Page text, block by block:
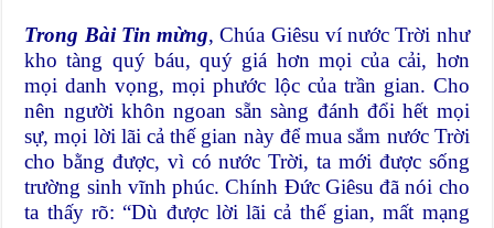
Trong Bài Tin mừng, Chúa Giêsu ví nước Trời như
kho tàng quý báu, quý giá hơn mọi của cải, hơn
mọi danh vọng, mọi phước lộc của trần gian. Cho
nên người khôn ngoan sẵn sàng đánh đổi hết mọi
sự, mọi lời lãi cả thế gian này để mua sắm nước Trời
cho bằng được, vì có nước Trời, ta mới được sống
trường sinh vĩnh phúc. Chính Đức Giêsu đã nói cho
ta thấy rõ: “Dù được lời lãi cả thế gian, mất mạng